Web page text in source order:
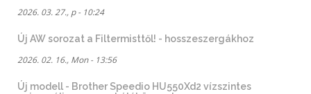
2026. 03. 27., p - 10:24
Új AW sorozat a Filtermisttől! - hosszeszergákhoz
2026. 02. 16., Mon - 13:56
Új modell - Brother Speedio HU550Xd2 vízszintes